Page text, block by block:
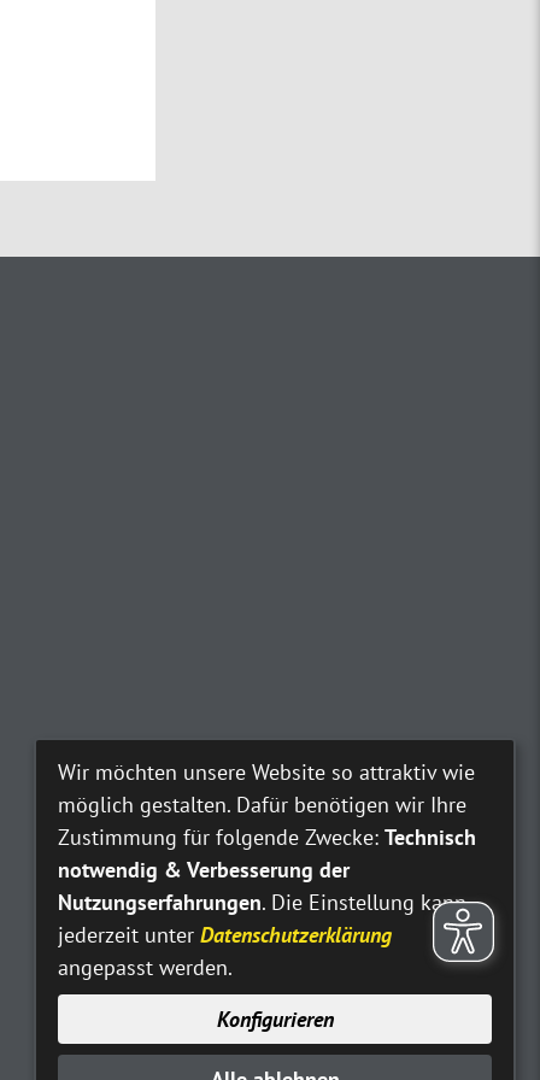
Wir möchten unsere Website so attraktiv wie
möglich gestalten. Dafür benötigen wir Ihre
Zustimmung für folgende Zwecke: Technisch
notwendig & Verbesserung der
Nutzungserfahrungen. Die Einstellung kann
jederzeit unter Datenschutzerklärung
angepasst werden.
Konfigurieren